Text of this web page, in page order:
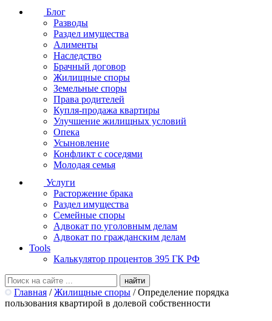
Блог
Разводы
Раздел имущества
Алименты
Наследство
Брачный договор
Жилищные споры
Земельные споры
Права родителей
Купля-продажа квартиры
Улучшение жилищных условий
Опека
Усыновление
Конфликт с соседями
Молодая семья
Услуги
Расторжение брака
Раздел имущества
Семейные споры
Адвокат по уголовным делам
Адвокат по гражданским делам
Tools
Калькулятор процентов 395 ГК РФ
Главная / Жилищные споры / Определение порядка
пользования квартирой в долевой собственности